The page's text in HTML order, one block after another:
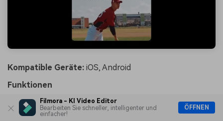
Filmora - KI Video Editor
Bearbeiten Sie schneller, intelligenter und
einfacher!
ÖFFNEN
Kompatible Geräte: iOS, Android
Funktionen
Bietet hochwertige Zeitlupen-Effekte.